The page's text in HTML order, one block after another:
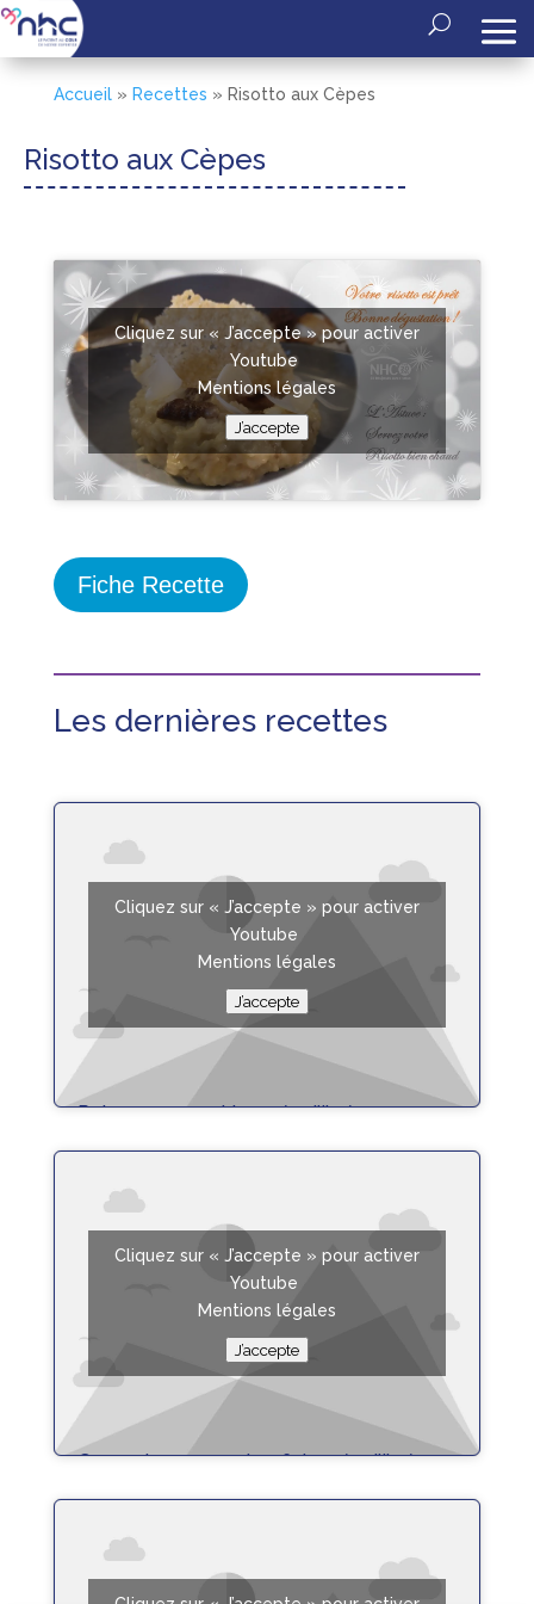
Accueil» Recettes » Risotto aux Cèpes
Risotto aux Cèpes
Cliquez sur « J’accepte » pour activer
Youtube
Mentions légales
J’accepte
Fiche Recette
Les dernières recettes
Poisson sauce chien – équilibrée
Cliquez sur « J’accepte » pour activer
Youtube
Mentions légales
J’accepte
Gaspacho concombre feta – équilibrée
Cliquez sur « J’accepte » pour activer
Youtube
Mentions légales
J’accepte